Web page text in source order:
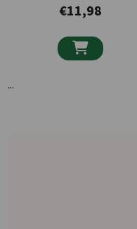
€11,98

...